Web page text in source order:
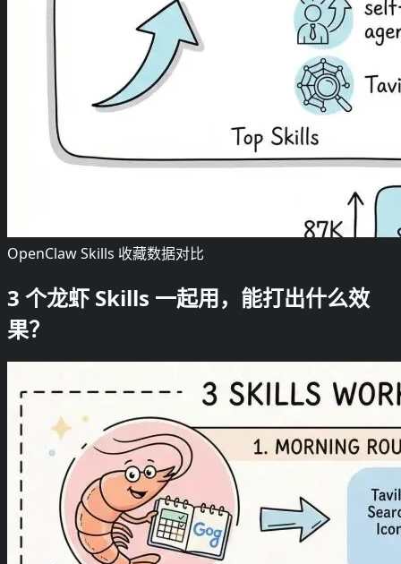
OpenClaw Skills 收藏数据对比
3 个龙虾 Skills 一起用，能打出什么效
果？